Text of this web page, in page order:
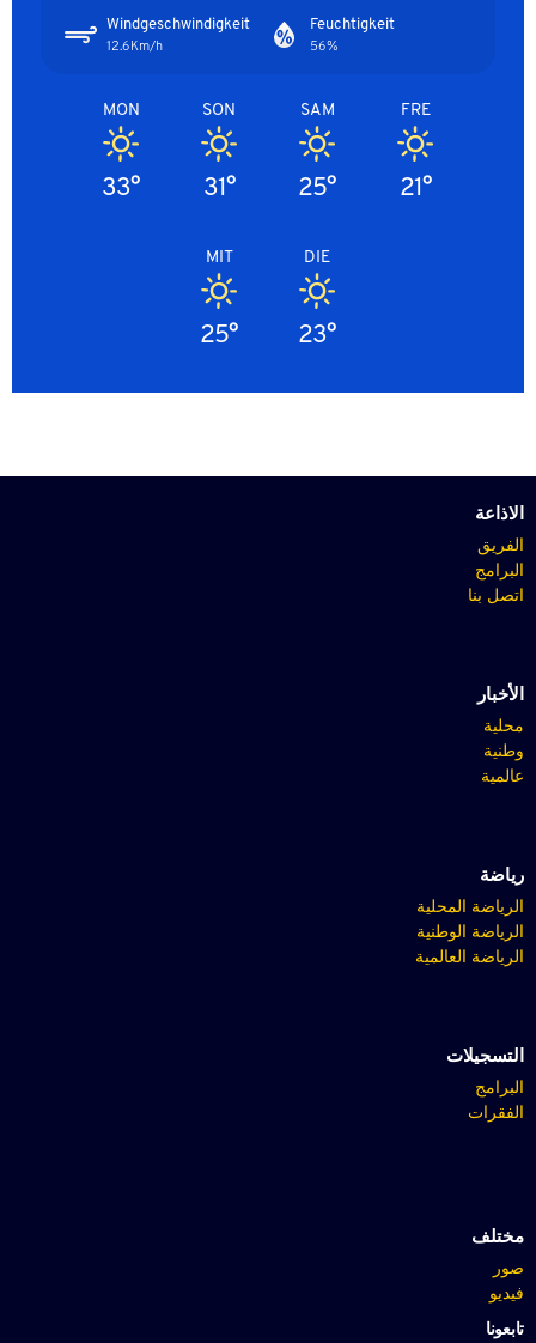
Feuchtigkeit
56%
Windgeschwindigkeit
12.6Km/h
FRE
21°
SAM
25°
SON
31°
MON
33°
DIE
23°
MIT
25°
الاذاعة
الفريق
البرامج
اتصل بنا
الأخبار
محلية
وطنية
عالمية
رياضة
الرياضة المحلية
الرياضة الوطنية
الرياضة العالمية
التسجيلات
البرامج
الفقرات
مختلف
صور
فيديو
تابعونا